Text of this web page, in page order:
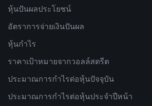
หุ้นปันผลประโยชน์
อัตราการจ่ายเงินปันผล
หุ้นกำไร
ราคาเป้าหมายจากวอลล์สตรีต
ประมาณการกำไรต่อหุ้นปัจจุบัน
ประมาณการกำไรต่อหุ้นประจำปีหน้า